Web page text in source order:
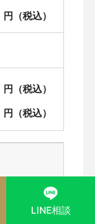
円（税込）
円（税込）
円（税込）
LINE相談